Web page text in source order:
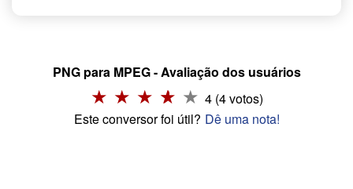
PNG para MPEG - Avaliação dos usuários
4 (4 votos)
Este conversor foi útil? Dê uma nota!